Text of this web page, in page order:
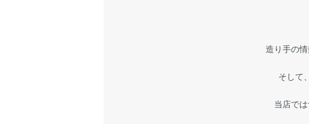
造り手の
そして
当店で